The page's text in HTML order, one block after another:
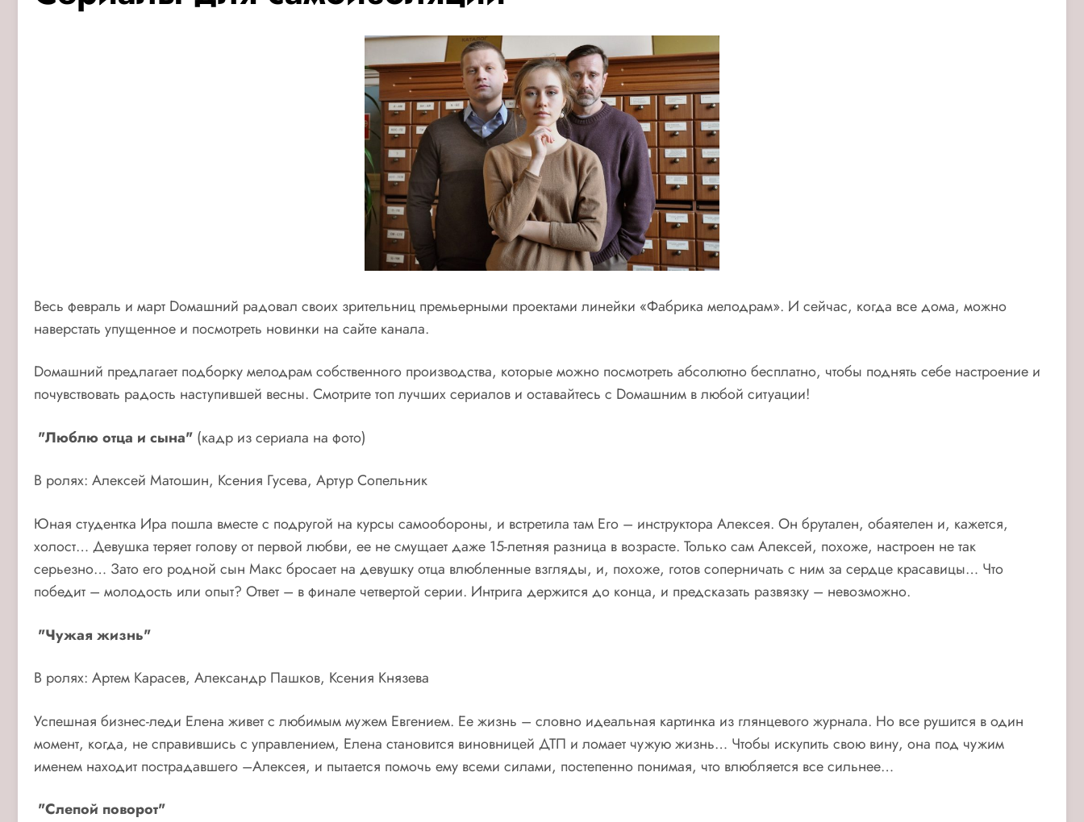
Весь февраль и март Dомашний радовал своих зрительниц премьерными проектами линейки «Фабрика мелодрам». И сейчас, когда все дома, можно
наверстать упущенное и посмотреть новинки на сайте канала.
Dомашний предлагает подборку мелодрам собственного производства, которые можно посмотреть абсолютно бесплатно, чтобы поднять себе настроение и
почувствовать радость наступившей весны. Смотрите топ лучших сериалов и оставайтесь с Dомашним в любой ситуации!
"Люблю отца и сына" (кадр из сериала на фото)
В ролях: Алексей Матошин, Ксения Гусева, Артур Сопельник
Юная студентка Ира пошла вместе с подругой на курсы самообороны, и встретила там Его – инструктора Алексея. Он брутален, обаятелен и, кажется,
холост… Девушка теряет голову от первой любви, ее не смущает даже 15-летняя разница в возрасте. Только сам Алексей, похоже, настроен не так
серьезно… Зато его родной сын Макс бросает на девушку отца влюбленные взгляды, и, похоже, готов соперничать с ним за сердце красавицы… Что
победит – молодость или опыт? Ответ – в финале четвертой серии. Интрига держится до конца, и предсказать развязку – невозможно.
"Чужая жизнь"
В ролях: Артем Карасев, Александр Пашков, Ксения Князева
Успешная бизнес-леди Елена живет с любимым мужем Евгением. Ее жизнь – словно идеальная картинка из глянцевого журнала. Но все рушится в один
момент, когда, не справившись с управлением, Елена становится виновницей ДТП и ломает чужую жизнь… Чтобы искупить свою вину, она под чужим
именем находит пострадавшего –Алексея, и пытается помочь ему всеми силами, постепенно понимая, что влюбляется все сильнее…
"Слепой поворот"